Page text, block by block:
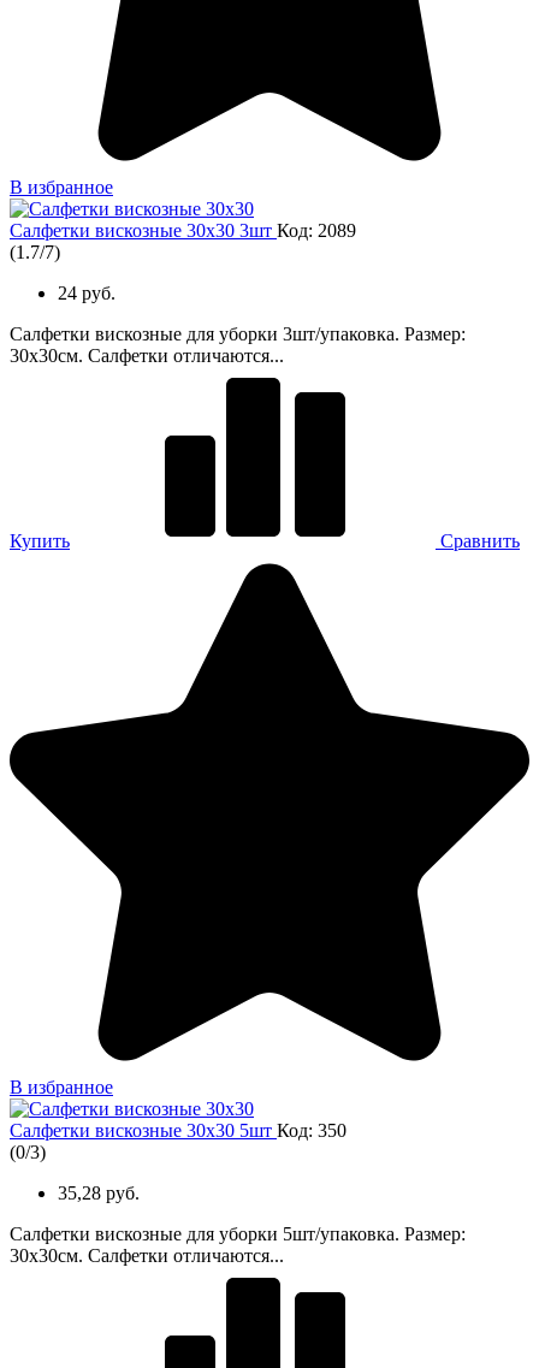
В избранное
Салфетки вискозные 30х30 3шт Код: 2089
(1.7/7)
24 руб.
Салфетки вискозные для уборки 3шт/упаковка. Размер:
30х30см. Салфетки отличаются...
Купить Сравнить
В избранное
Салфетки вискозные 30х30 5шт Код: 350
(0/3)
35,28 руб.
Салфетки вискозные для уборки 5шт/упаковка. Размер:
30х30см. Салфетки отличаются...